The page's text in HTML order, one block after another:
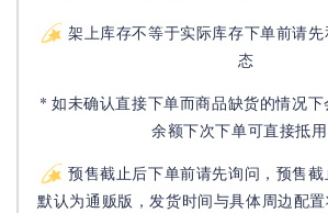
架上库存不等于实际库存下单前请
态
* 如未确认直接下单而商品缺货的情况
余额下次下单可直接抵
预售截止后下单前请先询问，预售
默认为通贩版，发货时间与具体周边配